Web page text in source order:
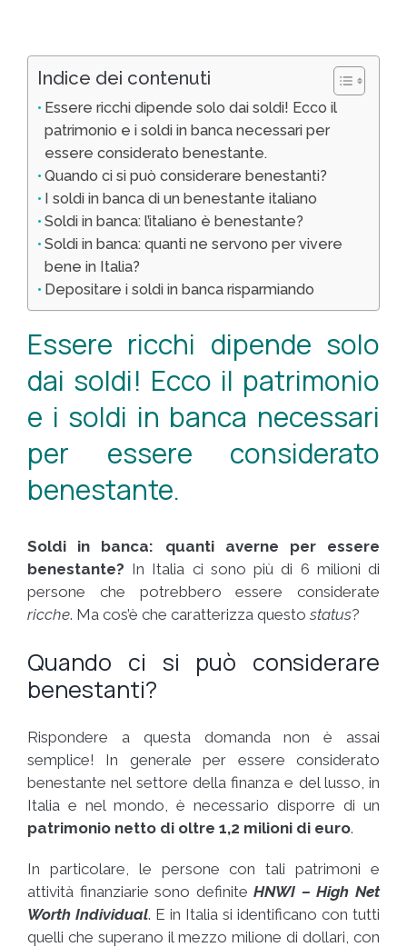
Indice dei contenuti
Essere ricchi dipende solo dai soldi! Ecco il
patrimonio e i soldi in banca necessari per
essere considerato benestante.
Quando ci si può considerare benestanti?
I soldi in banca di un benestante italiano
Soldi in banca: l’italiano è benestante?
Soldi in banca: quanti ne servono per vivere
bene in Italia?
Depositare i soldi in banca risparmiando
Essere ricchi dipende solo
dai soldi! Ecco il patrimonio
e i soldi in banca necessari
per essere considerato
benestante.
Soldi in banca: quanti averne per essere
benestante? In Italia ci sono più di 6 milioni di
persone che potrebbero essere considerate
ricche. Ma cos’è che caratterizza questo status?
Quando ci si può considerare
benestanti?
Rispondere a questa domanda non è assai
semplice! In generale per essere considerato
benestante nel settore della finanza e del lusso, in
Italia e nel mondo, è necessario disporre di un
patrimonio netto di oltre 1,2 milioni di euro.
In particolare, le persone con tali patrimoni e
attività finanziarie sono definiteHNWI –High Net
Worth Individual. E in Italia si identificano con tutti
quelli che superano il mezzo milione di dollari, con